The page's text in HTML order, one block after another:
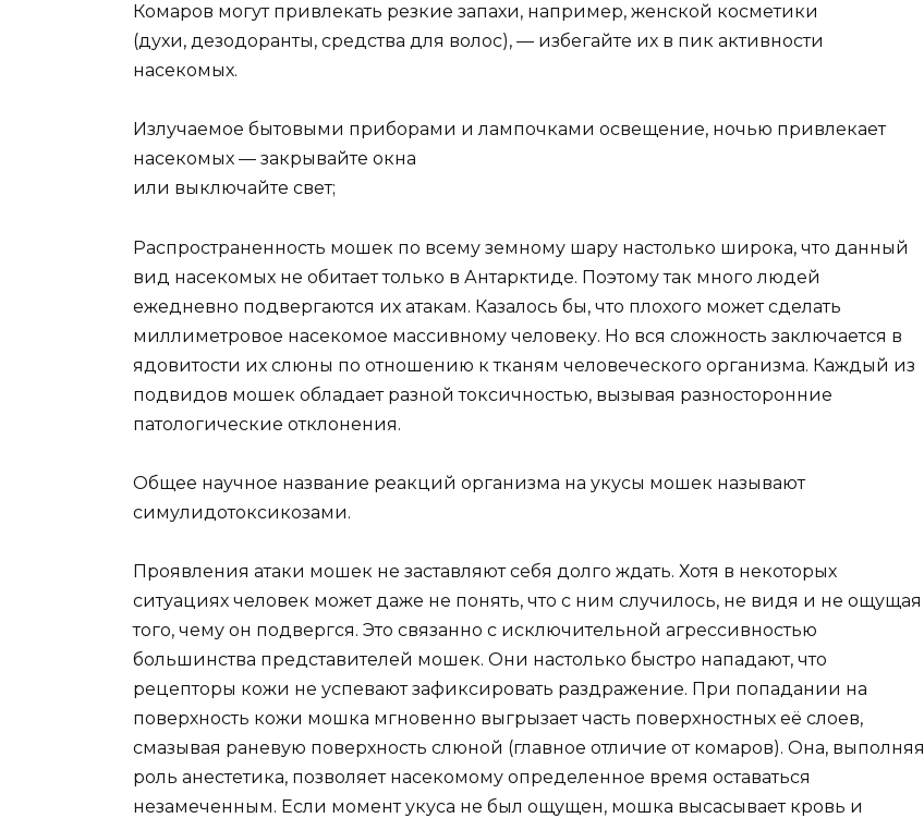
Комаров могут привлекать резкие запахи, например, женской косметики
(духи, дезодоранты, средства для волос), — избегайте их в пик активности
насекомых.
Излучаемое бытовыми приборами и лампочками освещение, ночью привлекает
насекомых — закрывайте окна
или выключайте свет;
Распространенность мошек по всему земному шару настолько широка, что данный
вид насекомых не обитает только в Антарктиде. Поэтому так много людей
ежедневно подвергаются их атакам. Казалось бы, что плохого может сделать
миллиметровое насекомое массивному человеку. Но вся сложность заключается в
ядовитости их слюны по отношению к тканям человеческого организма. Каждый из
подвидов мошек обладает разной токсичностью, вызывая разносторонние
патологические отклонения.
Общее научное название реакций организма на укусы мошек называют
симулидотоксикозами.
Проявления атаки мошек не заставляют себя долго ждать. Хотя в некоторых
ситуациях человек может даже не понять, что с ним случилось, не видя и не ощущая
того, чему он подвергся. Это связанно с исключительной агрессивностью
большинства представителей мошек. Они настолько быстро нападают, что
рецепторы кожи не успевают зафиксировать раздражение. При попадании на
поверхность кожи мошка мгновенно выгрызает часть поверхностных её слоев,
смазывая раневую поверхность слюной (главное отличие от комаров). Она, выполняя
роль анестетика, позволяет насекомому определенное время оставаться
незамеченным. Если момент укуса не был ощущен, мошка высасывает кровь и